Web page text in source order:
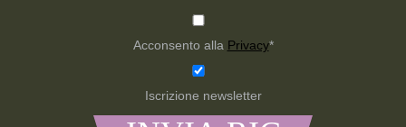
Acconsento alla Privacy*
Iscrizione newsletter